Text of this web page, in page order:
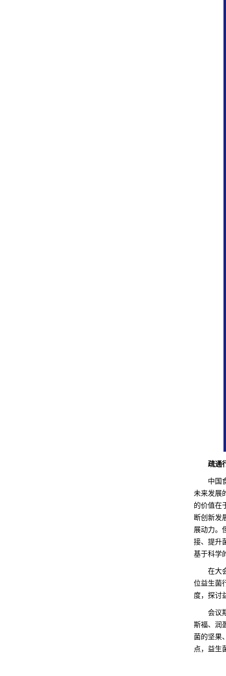
疏通
中国
未来发展
的价值在
断创新发
展动力。
接、提升
基于科学
在大
位益生菌
度，探讨
会议
斯福、润
菌的坚果
点，益生